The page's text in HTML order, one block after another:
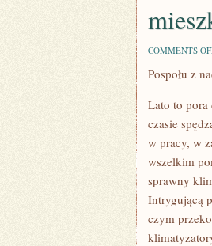
COMMENTS
Pospołu z
Lato to pora
czasie
w pracy, w
wszelkim
sprawny
Intrygującą
czym